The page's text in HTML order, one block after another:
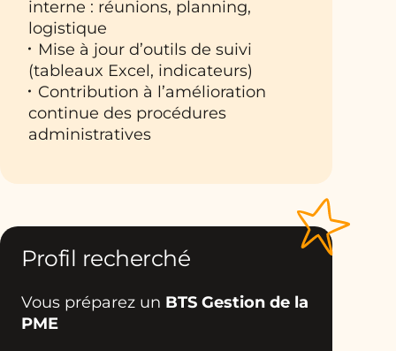
interne : réunions, planning,
logistique
Mise à jour d’outils de suivi
(tableaux Excel, indicateurs)
Contribution à l’amélioration
continue des procédures
administratives
Profil recherché
Vous préparez un BTS Gestion de la
PME